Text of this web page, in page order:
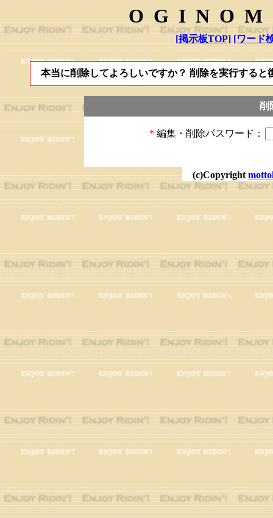
[掲示板TOP] [ワード
本当に削除してよろしいですか？ 削除を実行する
削
* 編集・削除パスワード：
(c)Copyright